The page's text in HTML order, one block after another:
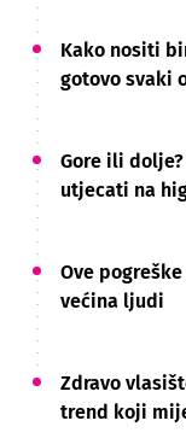
Kako nositi
gotovo svaki
Gore ili
utjecati na
Ove
većina ljudi
Zdravo
trend koji